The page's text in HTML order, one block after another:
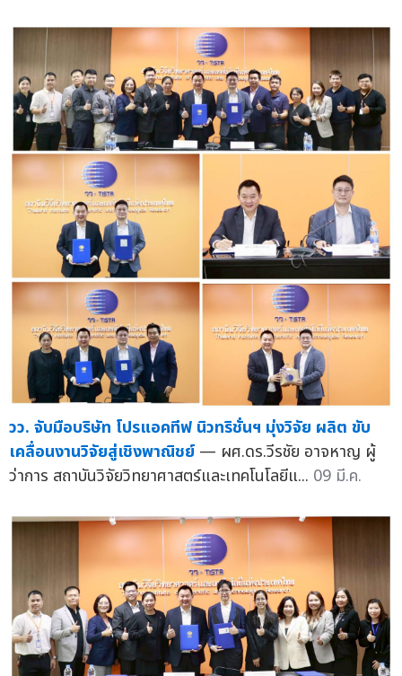
วว. จับมือบริษัท โปรแอคทีฟ นิวทริชั่นฯ มุ่งวิจัย ผลิต ขับ
เคลื่อนงานวิจัยสู่เชิงพาณิชย์ — ผศ.ดร.วีรชัย อาจหาญ ผู้
ว่าการ สถาบันวิจัยวิทยาศาสตร์และเทคโนโลยีแ... 09 มี.ค.